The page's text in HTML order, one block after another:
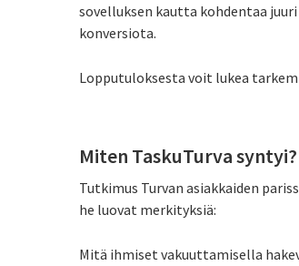
sovelluksen kautta kohdentaa
konversiota.
Lopputuloksesta voit lukea
Miten TaskuTurva syntyi?
Tutkimus Turvan asiakkaiden
he luovat merkityksiä:
Mitä ihmiset vakuuttamisella